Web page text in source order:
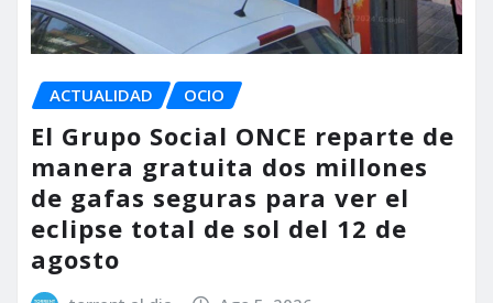
ACTUALIDAD OCIO
El Grupo Social ONCE reparte de
manera gratuita dos millones
de gafas seguras para ver el
eclipse total de sol del 12 de
agosto